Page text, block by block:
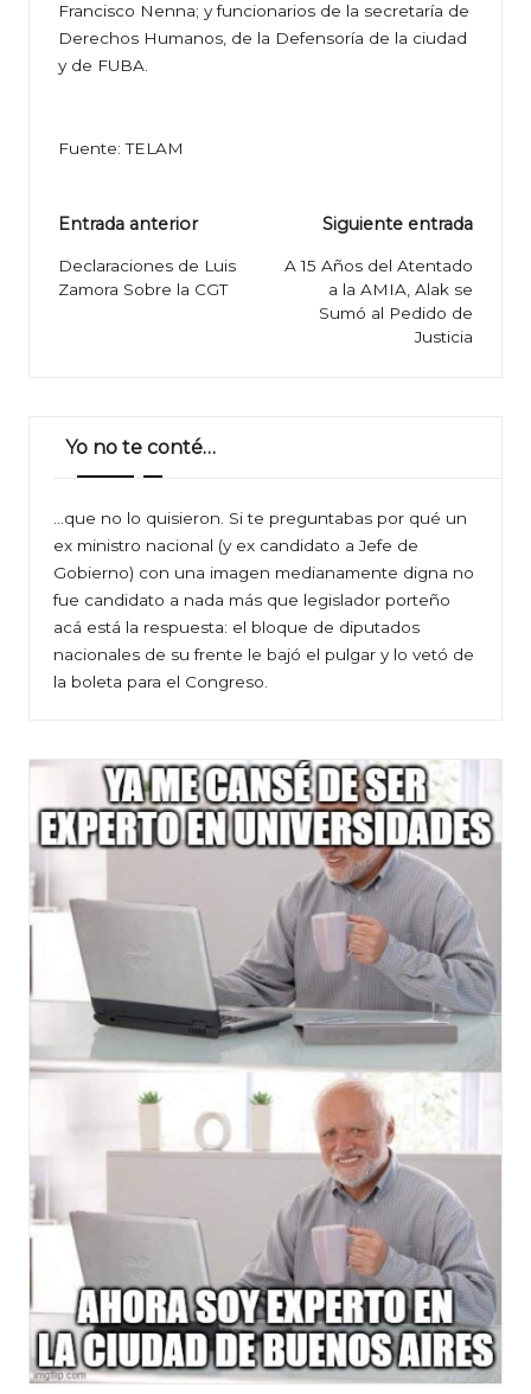
Francisco Nenna; y funcionarios de la secretaría de
Derechos Humanos, de la Defensoría de la ciudad
y de FUBA.
Fuente: TELAM
Navegación
de
entradas
Entrada anterior
Declaraciones de Luis
Zamora Sobre la CGT
Siguiente entrada
A 15 Años del Atentado
a la AMIA, Alak se
Sumó al Pedido de
Justicia
Yo no te conté…
…que no lo quisieron. Si te preguntabas por qué un
ex ministro nacional (y ex candidato a Jefe de
Gobierno) con una imagen medianamente digna no
fue candidato a nada más que legislador porteño
acá está la respuesta: el bloque de diputados
nacionales de su frente le bajó el pulgar y lo vetó de
la boleta para el Congreso.